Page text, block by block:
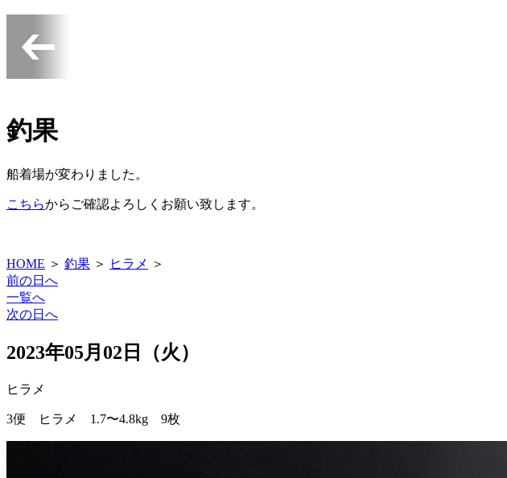
釣果
船着場が変わりました。
こちらからご確認よろしくお願い致します。
HOME ＞ 釣果 ＞ ヒラメ
＞
前の日へ
一覧へ
次の日へ
2023年05月02日（火）
ヒラメ
3便 ヒラメ 1.7〜4.8kg 9枚